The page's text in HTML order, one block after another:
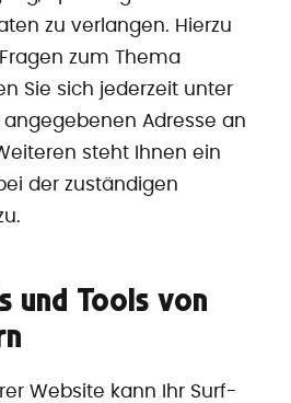
zu verlangen. Hierzu
zum Thema
Sie sich jederzeit unter
Adresse an
steht Ihnen ein
der zuständigen
und Tools von
Website kann Ihr Surf-